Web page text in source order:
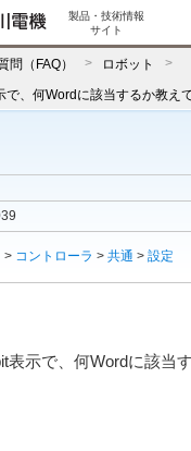
製品・技術情報
サイト
問（FAQ） ロボット
> コントローラ > 共通 > 設定
表示で、何Wordに該当